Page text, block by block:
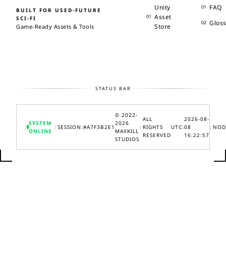
BUILT FOR USED-FUTURE
SCI-FI
Game-Ready Assets & Tools
01
Unity
Asset
Store
01 FAQ
02
STATUS BAR
SYSTEM
ONLINE
| SESSION:#A7F3B2E1
© 2022-
2026
MAXKILL
STUDIOS
|
ALL
RIGHTS
RESERVED
UTC:
2026-08-
08
16:22:57
|